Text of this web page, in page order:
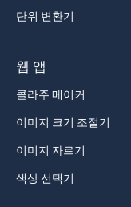
단위 변환기
웹 앱
콜라주 메이커
이미지 크기 조절기
이미지 자르기
색상 선택기